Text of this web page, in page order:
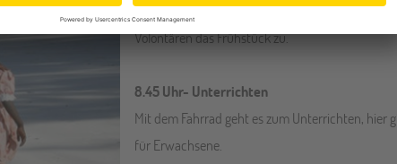
Nach dem Aufstehen bereitest du dir
Volontären das Frühstück zu.
8.45 Uhr- Unterrichten
Mit dem Fahrrad geht es zum Unterrichten, hier
für Erwachsene.